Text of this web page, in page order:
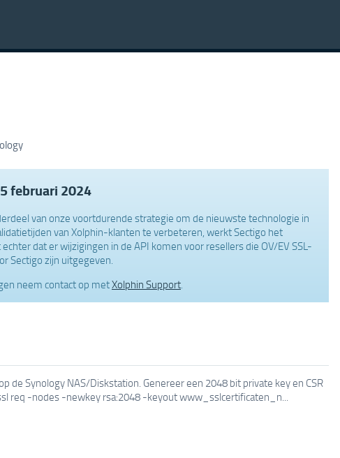
februari 2024
van onze voortdurende strategie om de nieuwste technologie in
van Xolphin-klanten te verbeteren, werkt Sectigo het
dat er wijzigingen in de API komen voor resellers die OV/EV SSL-
Sectigo zijn uitgegeven.
neem contact op metXolphin Support.
de Synology NAS/Diskstation. Genereer een 2048 bit private key en CSR
req -nodes -newkey rsa:2048 -keyout www_sslcertificaten_n...